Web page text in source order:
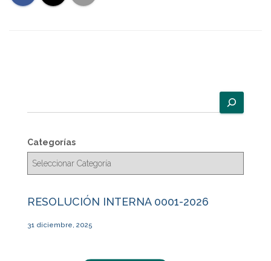
u
c
a
Categorías
RESOLUCIÓN INTERNA 0001-2026
31 diciembre, 2025